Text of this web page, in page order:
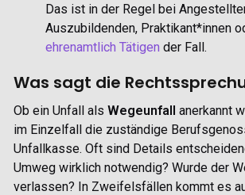
Das ist in der Regel bei
Auszubildenden, Praktikant*innen
ehrenamtlich Tätigen der Fall.
Was sagt die
Ob ein Unfall als Wegeunfall anerkannt
im Einzelfall die zuständige
Unfallkasse. Oft sind Details
Umweg wirklich notwendig? Wurde der
verlassen? In Zweifelsfällen kommt es